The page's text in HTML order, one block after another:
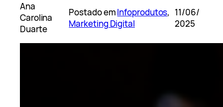
Ana
Carolina
Duarte
Postado emInfoprodutos
Marketing Digital
11/06/
2025